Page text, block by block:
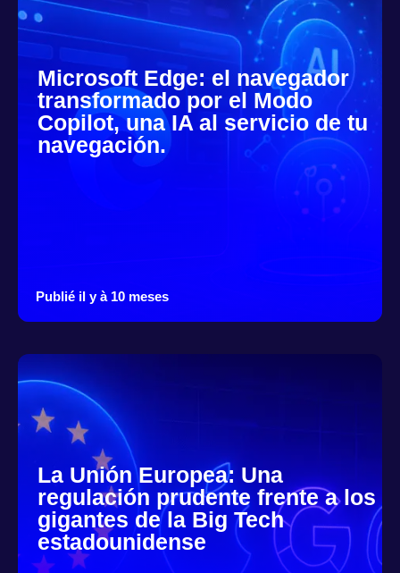
Microsoft Edge: el navegador
transformado por el Modo
Copilot, una IA al servicio de tu
navegación.
Publié il y à 10 meses
La Unión Europea: Una
regulación prudente frente a los
gigantes de la Big Tech
estadounidense